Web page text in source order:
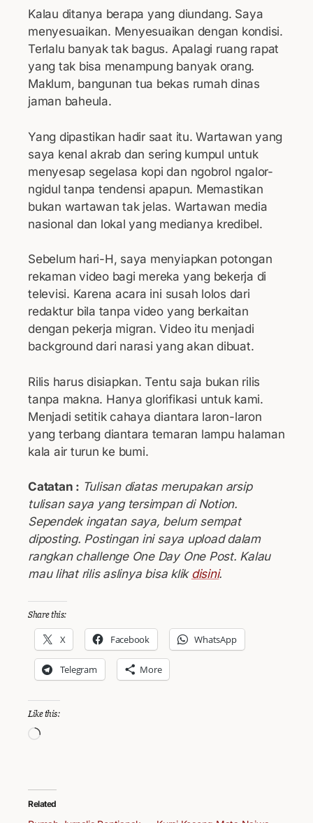
Kalau ditanya berapa yang diundang. Saya
menyesuaikan. Menyesuaikan dengan kondisi.
Terlalu banyak tak bagus. Apalagi ruang rapat
yang tak bisa menampung banyak orang.
Maklum, bangunan tua bekas rumah dinas
jaman baheula.
Yang dipastikan hadir saat itu. Wartawan yang
saya kenal akrab dan sering kumpul untuk
menyesap segelasa kopi dan ngobrol ngalor-
ngidul tanpa tendensi apapun. Memastikan
bukan wartawan tak jelas. Wartawan media
nasional dan lokal yang medianya kredibel.
Sebelum hari-H, saya menyiapkan potongan
rekaman video bagi mereka yang bekerja di
televisi. Karena acara ini susah lolos dari
redaktur bila tanpa video yang berkaitan
dengan pekerja migran. Video itu menjadi
background dari narasi yang akan dibuat.
Rilis harus disiapkan. Tentu saja bukan rilis
tanpa makna. Hanya glorifikasi untuk kami.
Menjadi setitik cahaya diantara laron-laron
yang terbang diantara temaran lampu halaman
kala air turun ke bumi.
Catatan : Tulisan diatas merupakan arsip
tulisan saya yang tersimpan di Notion.
Sependek ingatan saya, belum sempat
diposting. Postingan ini saya upload dalam
rangkan challenge One Day One Post. Kalau
mau lihat rilis aslinya bisa klik disini.
Share this:
X Facebook WhatsApp
Telegram More
Like this:
Related